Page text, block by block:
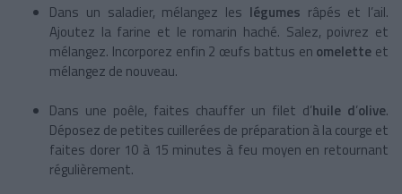
Dans un saladier, mélangez les légumes râpés et l’ail.
Ajoutez la farine et le romarin haché. Salez, poivrez et
mélangez. Incorporez enfin 2 œufs battus en omelette et
mélangez de nouveau.
Dans une poêle, faites chauffer un filet d’huile d’olive.
Déposez de petites cuillerées de préparation à la courge et
faites dorer 10 à 15 minutes à feu moyen en retournant
régulièrement.